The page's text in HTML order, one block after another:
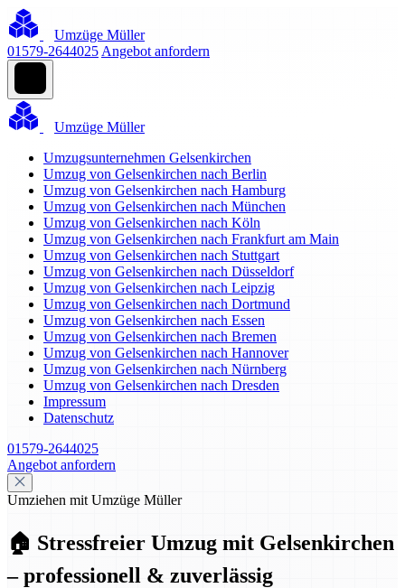
Umzüge Müller
01579-2644025 Angebot anfordern
Umzüge Müller
Umzugsunternehmen Gelsenkirchen
Umzug von Gelsenkirchen nach Berlin
Umzug von Gelsenkirchen nach Hamburg
Umzug von Gelsenkirchen nach München
Umzug von Gelsenkirchen nach Köln
Umzug von Gelsenkirchen nach Frankfurt am Main
Umzug von Gelsenkirchen nach Stuttgart
Umzug von Gelsenkirchen nach Düsseldorf
Umzug von Gelsenkirchen nach Leipzig
Umzug von Gelsenkirchen nach Dortmund
Umzug von Gelsenkirchen nach Essen
Umzug von Gelsenkirchen nach Bremen
Umzug von Gelsenkirchen nach Hannover
Umzug von Gelsenkirchen nach Nürnberg
Umzug von Gelsenkirchen nach Dresden
Impressum
Datenschutz
01579-2644025
Angebot anfordern
Umziehen mit Umzüge Müller
🏠 Stressfreier Umzug mit Gelsenkirchen
– professionell & zuverlässig